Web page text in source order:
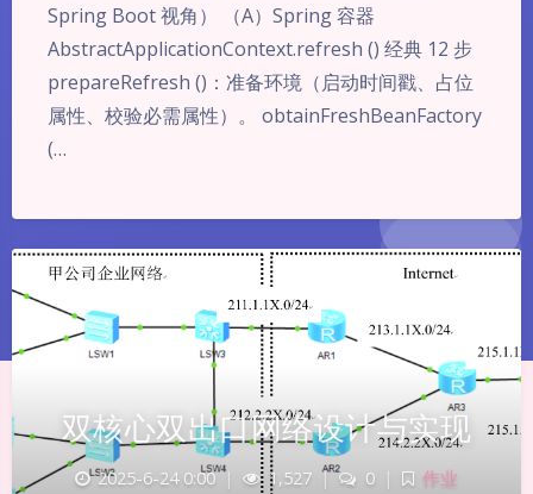
Spring Boot 视角） （A）Spring 容器
AbstractApplicationContext.refresh () 经典 12 步
prepareRefresh ()：准备环境（启动时间戳、占位
属性、校验必需属性）。 obtainFreshBeanFactory
(…
双核心双出口网络设计与实现
2025-6-24 0:00 | 1,527 | 0 |
作业